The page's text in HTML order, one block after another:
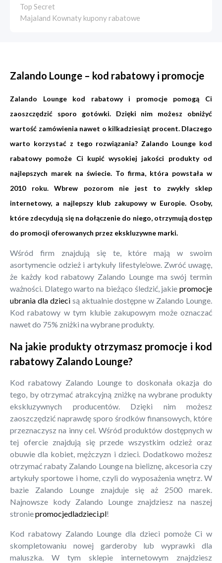
Top Secret
Majaland Kownaty kupony rabatowe
Zalando Lounge – kod rabatowy i promocje
Zalando Lounge kod rabatowy i promocje pomogą Ci
zaoszczędzić sporo gotówki. Dzięki nim możesz obniżyć
wartość zamówienia nawet o kilkadziesiąt procent. Dlaczego
warto korzystać z tego rozwiązania? Zalando Lounge kod
rabatowy pomoże Ci kupić wysokiej jakości produkty od
najlepszych marek na świecie. To firma, która powstała w
2010 roku. Wbrew pozorom nie jest to zwykły sklep
internetowy, a najlepszy klub zakupowy w Europie. Osoby,
które zdecydują się na dołączenie do niego, otrzymują dostęp
do promocji oferowanych przez ekskluzywne marki.
Wśród firm znajdują się te, które mają w swoim
asortymencie odzież i artykuły lifestyle’owe. Zwróć uwagę,
że każdy kod rabatowy Zalando Lounge ma swój termin
ważności. Dlatego warto na bieżąco śledzić, jakie promocje
ubrania dla dziecisą aktualnie dostępne w Zalando Lounge.
Kod rabatowy w tym klubie zakupowym może oznaczać
nawet do 75% zniżki na wybrane produkty.
Na jakie produkty otrzymasz promocje i kod
rabatowy Zalando Lounge?
Kod rabatowy Zalando Lounge to doskonała okazja do
tego, by otrzymać atrakcyjną zniżkę na wybrane produkty
ekskluzywnych producentów. Dzięki nim możesz
zaoszczędzić naprawdę sporo środków finansowych, które
przeznaczysz na inny cel. Wśród produktów dostępnych w
tej ofercie znajdują się przede wszystkim odzież oraz
obuwie dla kobiet, mężczyzn i dzieci. Dodatkowo możesz
otrzymać rabaty Zalando Lounge na bieliznę, akcesoria czy
artykuły sportowe i home, czyli do wyposażenia wnętrz. W
bazie Zalando Lounge znajduje się aż 2500 marek.
Najnowsze kody Zalando Lounge znajdziesz na naszej
stroniepromocjedladzieci.pl!
Kod rabatowy Zalando Lounge dla dzieci pomoże Ci w
skompletowaniu nowej garderoby lub wyprawki dla
maluszka. W tym sklepie internetowym znajdziesz